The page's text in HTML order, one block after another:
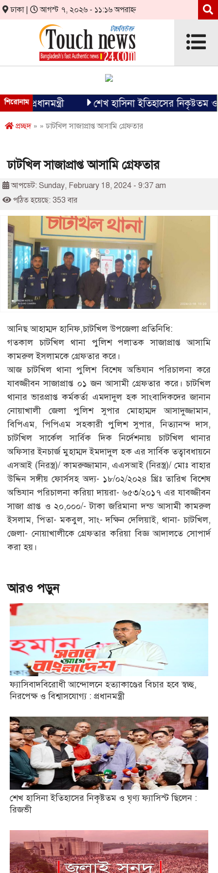
ঢাকা | আগস্ট ৭, ২০২৬ - ১১:১৬ অপরাহ্ন
শিরোনাম
প্রধানমন্ত্রী শেখ হাসিনা ইতিহাসের নিকৃষ্টতম ও
প্রচ্ছদ» » ঢাটখিল সাজাপ্রাপ্ত আসামি গ্রেফতার
ঢাটখিল সাজাপ্রাপ্ত আসামি গ্রেফতার
আপডেট: Sunday, February 18, 2024 - 9:37 am
পঠিত হয়েছে: 353 বার
আনিছ আহাম্মদ হানিফ,চাটখিল উপজেলা প্রতিনিধি:
গতকাল চাটখিল থানা পুলিশ পলাতক সাজাপ্রাপ্ত আসামি
কামরুল ইসলামকে গ্রেফতার করে।
আজ চাটখিল থানা পুলিশ বিশেষ অভিযান পরিচালনা করে
যাবজ্জীবন সাজাপ্রাপ্ত ০১ জন আসামী গ্রেফতার করে। চাটখিল
থানার ভারপ্রাপ্ত কর্মকর্তা এমদাদুল হক সাংবাদিকদের জানান
নোয়াখালী জেলা পুলিশ সুপার মোহাম্মদ আসাদুজ্জামান,
বিপিএম, পিপিএম সহকারী পুলিশ সুপার, নিত্যানন্দ দাস,
চাটখিল সার্কেল সার্বিক দিক নির্দেশনায় চাটখিল থানার
অফিসার ইনচার্জ মুহাম্মদ ইমদাদুল হক এর সার্বিক তত্বাবধায়নে
এসআই (নিরস্ত্র)/ কামরুজ্জামান, এএসআই (নিরস্ত্র)/ মোঃ বাহার
উদ্দিন সঙ্গীয় ফোর্সসহ অদ্য- ১৮/০২/২০২৪ খ্রিঃ তারিখ বিশেষ
অভিযান পরিচালনা করিয়া দায়রা- ৬৫৩/২০১৭ এর যাবজ্জীবন
সাজা প্রাপ্ত ও ২০,০০০/- টাকা জরিমানা দন্ড আসামী কামরুল
ইসলাম, পিতা- মকবুল, সাং- দক্ষিন দেলিয়াই, থানা- চাটখিল,
জেলা- নোয়াখালীকে গ্রেফতার করিয়া বিজ্ঞ আদালতে সোপার্দ
করা হয়।
আরও পড়ুন
ফ্যাসিবাদবিরোধী আন্দোলনে হত্যাকাণ্ডের বিচার হবে স্বচ্ছ,
নিরপেক্ষ ও বিশ্বাসযোগ্য : প্রধানমন্ত্রী
শেখ হাসিনা ইতিহাসের নিকৃষ্টতম ও ঘৃণ্য ফ্যাসিস্ট ছিলেন :
রিজভী